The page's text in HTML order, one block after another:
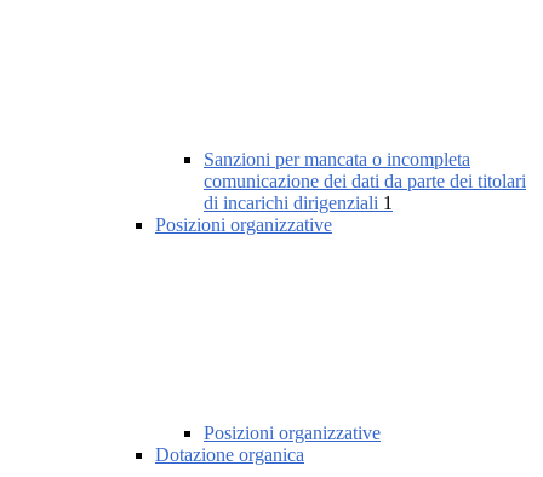
Sanzioni per mancata o incompleta
comunicazione dei dati da parte dei titolari
di incarichi dirigenziali 1
Posizioni organizzative
Posizioni organizzative
Dotazione organica